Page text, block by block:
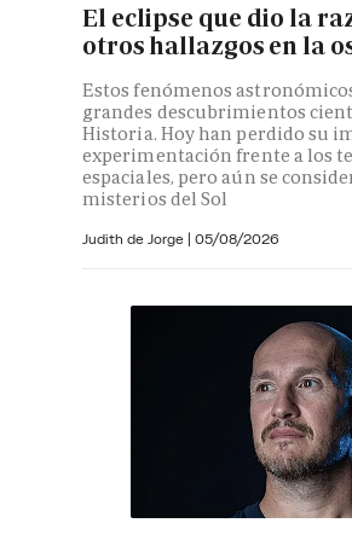
El eclipse que dio la
otros hallazgos en la
Estos fenómenos
grandes descubrimientos
Historia. Hoy han perdido su
experimentación frente a los
espaciales, pero aún se
misterios del Sol
Judith de Jorge | 05/08/2026